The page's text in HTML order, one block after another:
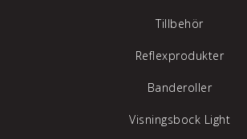
Tillbehör
Reflexprodukter
Banderoller
Visningsbock Light